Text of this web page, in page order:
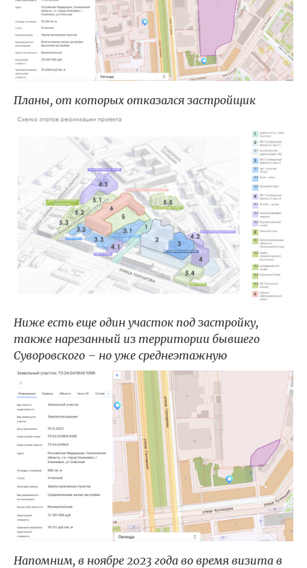
Планы, от которых отказался застройщик
Ниже есть еще один участок под застройку,
также нарезанный из территории бывшего
Суворовского – но уже среднеэтажную
Напомним, в ноябре 2023 года во время визита в